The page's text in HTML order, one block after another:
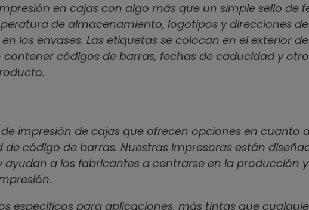
en cajas con algo más que un simple sello de
de almacenamiento, logotipos y direcciones
los envases. Las etiquetas se colocan en el exterior
códigos de barras, fechas de caducidad y
impresión de cajas que ofrecen opciones en cuanto
código de barras. Nuestras impresoras están
a los fabricantes a centrarse en la producción
específicos para aplicaciones, más tintas que